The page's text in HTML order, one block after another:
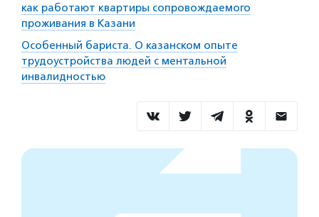
как работают квартиры сопровождаемого
проживания в Казани
Особенный бариста. О казанском опыте
трудоустройства людей с ментальной
инвалидностью